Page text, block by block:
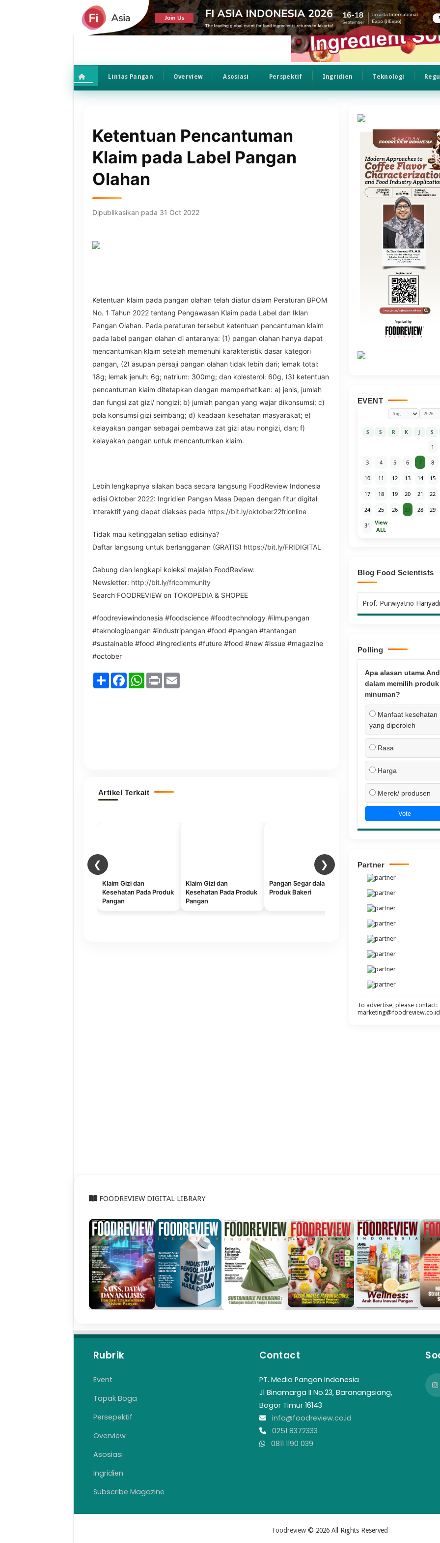
Lintas Pangan Overview Asosiasi Perspektif Ingridien Teknologi
Ketentuan Pencantuman
Klaim pada Label Pangan
Olahan
Dipublikasikan pada 31 Oct 2022
Ketentuan klaim pada pangan olahan telah diatur dalam Peraturan BPOM
No. 1 Tahun 2022 tentang Pengawasan Klaim pada Label dan Iklan
Pangan Olahan. Pada peraturan tersebut ketentuan pencantuman klaim
pada label pangan olahan di antaranya: (1) pangan olahan hanya dapat
mencantumkan klaim setelah memenuhi karakteristik dasar kategori
pangan, (2) asupan persaji pangan olahan tidak lebih dari; lemak total:
18g; lemak jenuh: 6g; natrium: 300mg; dan kolesterol: 60g, (3) ketentuan
pencantuman klaim ditetapkan dengan memperhatikan: a) jenis, jumlah
dan fungsi zat gizi/ nongizi; b) jumlah pangan yang wajar dikonsumsi; c)
pola konsumsi gizi seimbang; d) keadaan kesehatan masyarakat; e)
kelayakan pangan sebagai pembawa zat gizi atau nongizi, dan; f)
kelayakan pangan untuk mencantumkan klaim.
Lebih lengkapnya silakan baca secara langsung FoodReview Indonesia
edisi Oktober 2022: Ingridien Pangan Masa Depan dengan fitur digital
interaktif yang dapat diakses pada https://bit.ly/oktober22frionline
Tidak mau ketinggalan setiap edisinya?
Daftar langsung untuk berlangganan (GRATIS) https://bit.ly/FRIDIGITAL
Gabung dan lengkapi koleksi majalah FoodReview:
Newsletter: http://bit.ly/fricommunity
Search FOODREVIEW on TOKOPEDIA & SHOPEE
#foodreviewindonesia #foodscience #foodtechnology #ilmupangan
#teknologipangan #industripangan #food #pangan #tantangan
#sustainable #food #ingredients #future #food #new #issue #magazine
#october
ShareFacebookWhatsApp
Print Email
Artikel Terkait
❮ ❯
Klaim Gizi dan
Kesehatan Pada Produk
Pangan
Klaim Gizi dan
Kesehatan Pada Produk
Pangan
Pangan Segar dalam
Produk Bakeri
Persyaratan Klaim pada
Label Pangan Olahan
EVENT
S S R K J S
1
3 4 5 6 7 8
10 11 12 13 14 15
17 18 19 20 21 22
24 25 26 27 28 29
31
View
ALL
Blog Food Scientists
Prof. Purwiyatno Hariyadi
Polling
Apa alasan utama
dalam memilih produk
minuman?
Manfaat kesehatan
yang diperoleh
Rasa
Harga
Merek/ produsen
Vote
Partner
To advertise, please contact:
marketing@foodreview.co.id
FOODREVIEW DIGITAL LIBRARY
Rubrik
Event
Tapak Boga
Persepektif
Overview
Asosiasi
Ingridien
Subscribe Magazine
Contact
PT. Media Pangan Indonesia
Jl Binamarga II No.23, Baranangsiang,
Bogor Timur 16143
info@foodreview.co.id
0251 8372333
0811 1190 039
Foodreview © 2026 All Rights Reserved